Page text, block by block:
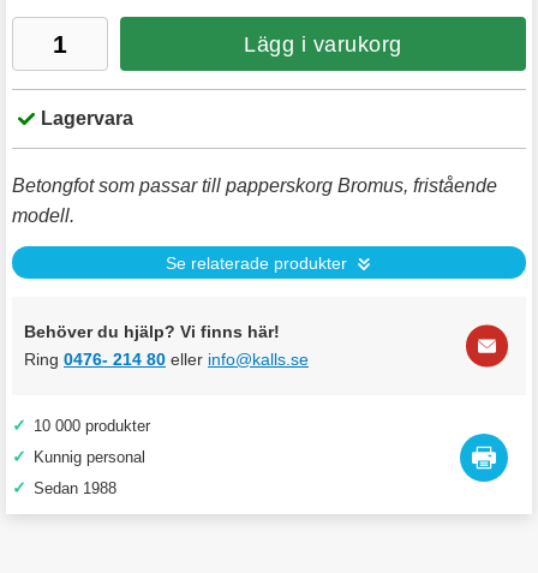
Lägg i varukorg
Lagervara
Betongfot som passar till papperskorg Bromus, fristående
modell.
Se relaterade produkter
Behöver du hjälp? Vi finns här!
Ring 0476- 214 80 eller info@kalls.se
✓ 10 000 produkter
✓ Kunnig personal
✓ Sedan 1988